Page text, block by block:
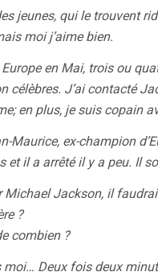
jeunes, qui le trouvent
moi j’aime bien.
en Mai, trois ou
célèbres. J’ai contacté
en plus, je suis copain
Maurice, ex-champion
et il a arrêté il y a peu. Il
Michael Jackson, il
?
combien ?
moi… Deux fois deux